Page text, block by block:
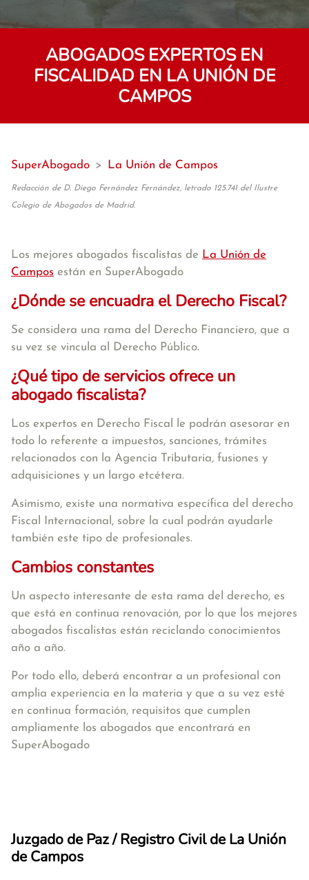
ABOGADOS EXPERTOS EN
FISCALIDAD EN LA UNIÓN DE
CAMPOS
SuperAbogado > La Unión de Campos
Redacción de D. Diego Fernández Fernández, letrado 125.741 del Ilustre
Colegio de Abogados de Madrid.
Los mejores abogados fiscalistas de La Unión de
Campos están en SuperAbogado
¿Dónde se encuadra el Derecho Fiscal?
Se considera una rama del Derecho Financiero, que a
su vez se vincula al Derecho Público.
¿Qué tipo de servicios ofrece un
abogado fiscalista?
Los expertos en Derecho Fiscal le podrán asesorar en
todo lo referente a impuestos, sanciones, trámites
relacionados con la Agencia Tributaria, fusiones y
adquisiciones y un largo etcétera.
Asimismo, existe una normativa específica del derecho
Fiscal Internacional, sobre la cual podrán ayudarle
también este tipo de profesionales.
Cambios constantes
Un aspecto interesante de esta rama del derecho, es
que está en continua renovación, por lo que los mejores
abogados fiscalistas están reciclando conocimientos
año a año.
Por todo ello, deberá encontrar a un profesional con
amplia experiencia en la materia y que a su vez esté
en continua formación, requisitos que cumplen
ampliamente los abogados que encontrará en
SuperAbogado
Juzgado de Paz / Registro Civil de La Unión
de Campos